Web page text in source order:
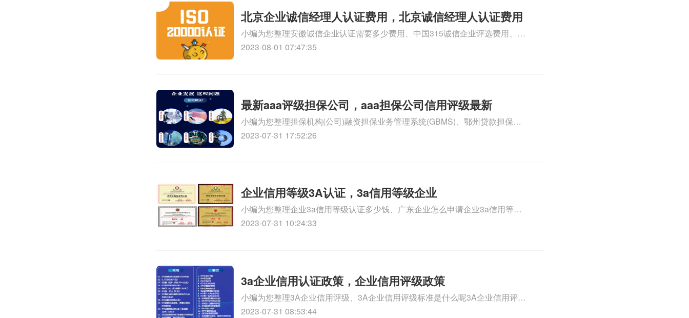
北京企业诚信经理人认证费用，北京诚信经理人认证费用
小编为您整理安徽诚信企业认证需要多少费用、中国315诚信企业评选费用、谁
知道：上海诚信企业认证费用大概多钱、在线等：安徽诚信企业认证需要多少费
2023-08-01 07:47:35
最新aaa评级担保公司，aaa担保公司信用评级最新
小编为您整理担保机构(公司)融资担保业务管理系统(GBMS)、鄂州贷款担保公
司tgb、哪些公司喜欢申报AAA信用评级、aaa评级标准、标准评级AAA信用等
2023-07-31 17:52:26
企业信用等级3A认证，3a信用等级企业
小编为您整理企业3a信用等级认证多少钱、广东企业怎么申请企业3a信用等级
认证、广东企业怎么申请企业3a信用等级认证、企业3a信用等级认证有什么用
2023-07-31 10:24:33
3a企业信用认证政策，企业信用评级政策
小编为您整理3A企业信用评级、3A企业信用评级标准是什么呢3A企业信用评级
是什么、企业信用3A认证怎么办理、认证3A企业信用方法是什么、3a企业信用
2023-07-31 08:53:44